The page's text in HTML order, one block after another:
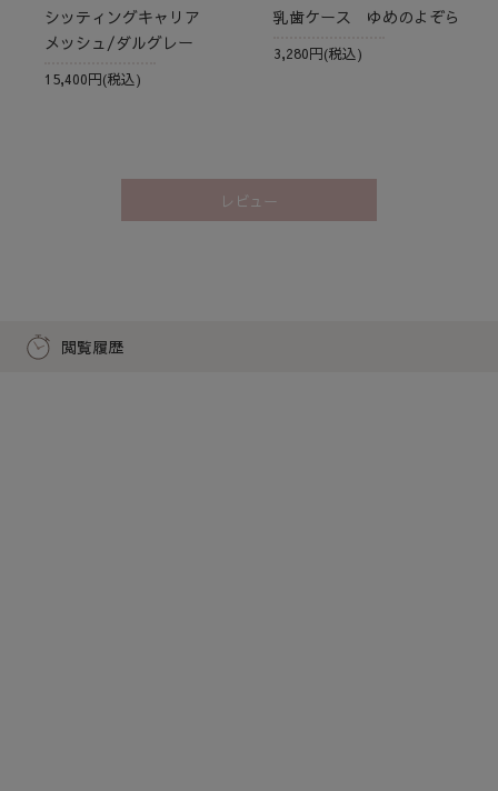
シッティングキャリア
メッシュ/ダルグレー
15,400円(税込)
乳歯ケース ゆめのよぞら
3,280円(税込)
レビュー
閲覧履歴